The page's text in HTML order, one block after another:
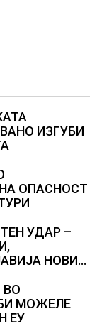
ИЗГУБИ
ОПАСНОСТ
УДАР –
НОВИ
ВО
МОЖЕЛЕ
ЕУ